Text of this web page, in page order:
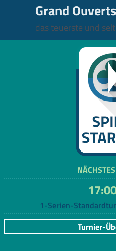
Grand Ouverts
das teuerste und
1-Serien-
Turnier-